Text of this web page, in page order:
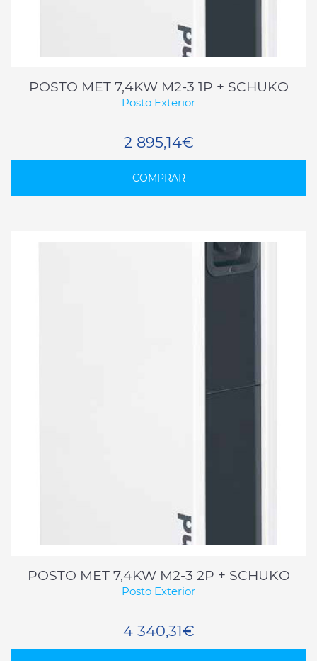
POSTO MET 7,4KW M2-3 1P + SCHUKO
Posto Exterior
2 895,14€
COMPRAR
POSTO MET 7,4KW M2-3 2P + SCHUKO
Posto Exterior
4 340,31€